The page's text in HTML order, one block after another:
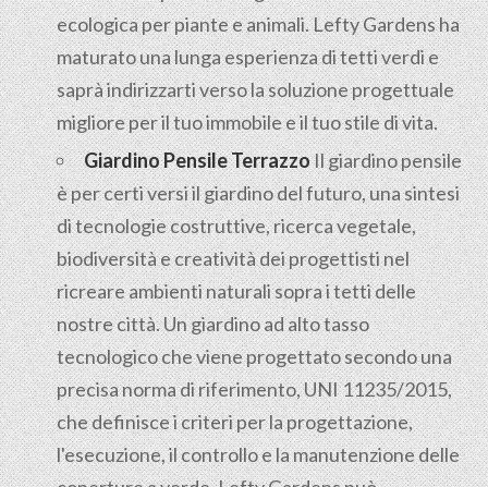
ecologica per piante e animali. Lefty Gardens ha
maturato una lunga esperienza di tetti verdi e
saprà indirizzarti verso la soluzione progettuale
migliore per il tuo immobile e il tuo stile di vita.
Giardino Pensile TerrazzoIl giardino pensile
è per certi versi il giardino del futuro, una sintesi
di tecnologie costruttive, ricerca vegetale,
biodiversità e creatività dei progettisti nel
ricreare ambienti naturali sopra i tetti delle
nostre città. Un giardino ad alto tasso
tecnologico che viene progettato secondo una
precisa norma di riferimento, UNI 11235/2015,
che definisce i criteri per la progettazione,
l'esecuzione, il controllo e la manutenzione delle